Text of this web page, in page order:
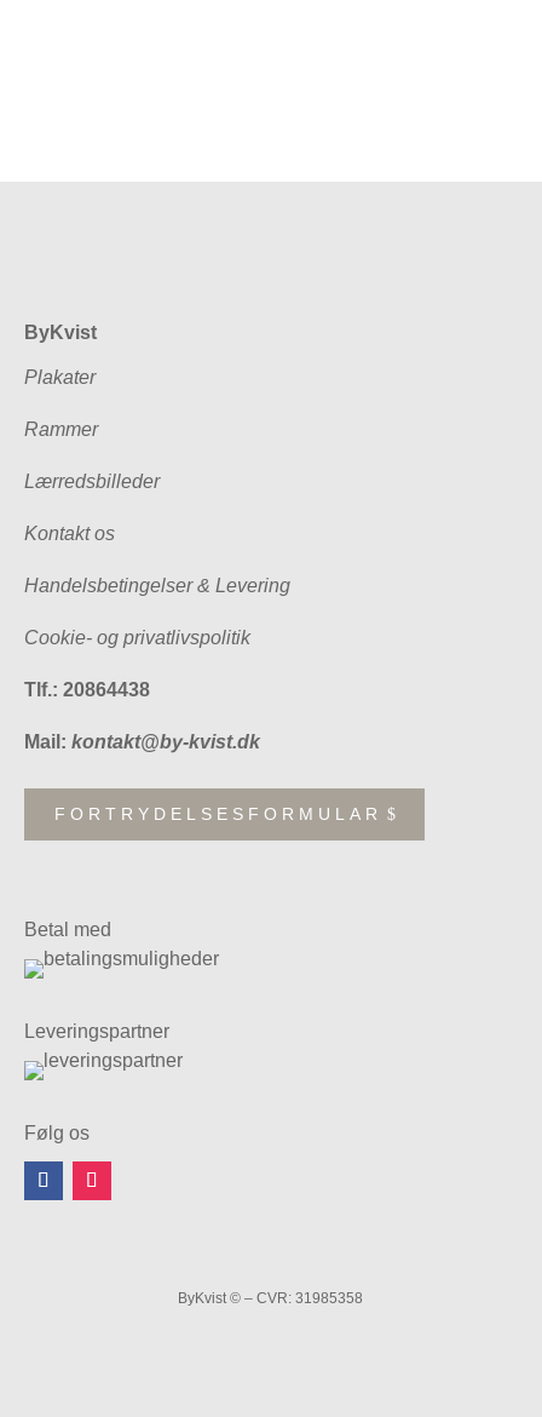
ByKvist
Plakater
Rammer
Lærredsbilleder
Kontakt os
Handelsbetingelser & Levering
Cookie- og privatlivspolitik
Tlf.: 20864438
Mail: kontakt@by-kvist.dk
FORTRYDELSESFORMULAR
Betal med
Leveringspartner
Følg os
ByKvist © – CVR: 31985358